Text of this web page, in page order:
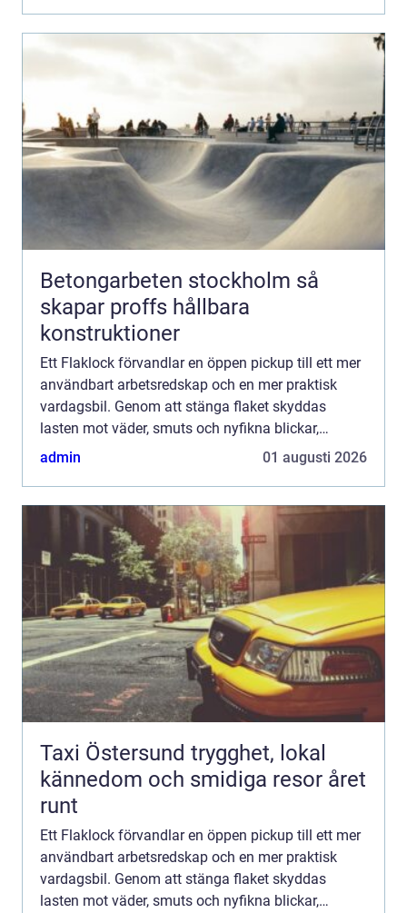
Betongarbeten stockholm så
skapar proffs hållbara
konstruktioner
Ett Flaklock förvandlar en öppen pickup till ett mer
användbart arbetsredskap och en mer praktisk
vardagsbil. Genom att stänga flaket skyddas
lasten mot väder, smuts och nyfikna blickar,
samtidigt som bilen får ett renare utseende och
admin 01 augusti 2026
Taxi Östersund trygghet, lokal
kännedom och smidiga resor året
runt
Ett Flaklock förvandlar en öppen pickup till ett mer
användbart arbetsredskap och en mer praktisk
vardagsbil. Genom att stänga flaket skyddas
lasten mot väder, smuts och nyfikna blickar,